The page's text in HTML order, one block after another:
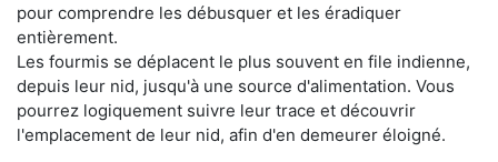
pour comprendre les débusquer et les éradiquer
entièrement.
Les fourmis se déplacent le plus souvent en file indienne,
depuis leur nid, jusqu'à une source d'alimentation. Vous
pourrez logiquement suivre leur trace et découvrir
l'emplacement de leur nid, afin d'en demeurer éloigné.